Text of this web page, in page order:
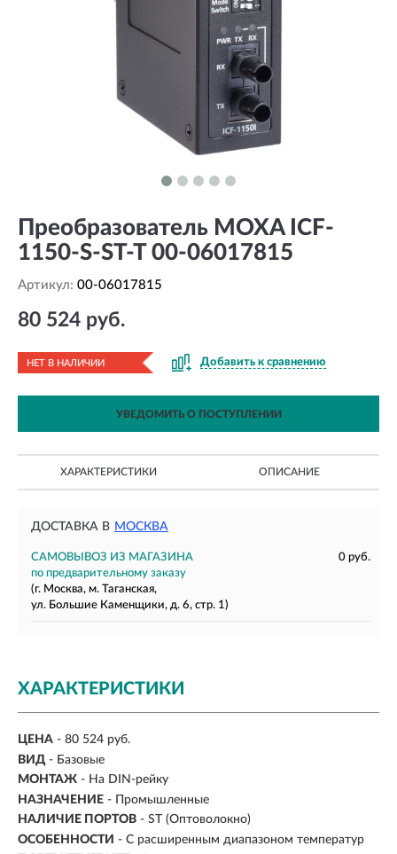
Преобразователь MOXA ICF-
1150-S-ST-T 00-06017815
Артикул: 00-06017815
80 524 руб.
НЕТ В НАЛИЧИИ Добавить к сравнению
УВЕДОМИТЬ О ПОСТУПЛЕНИИ
ХАРАКТЕРИСТИКИ ОПИСАНИЕ
ДОСТАВКА В МОСКВА
САМОВЫВОЗ ИЗ МАГАЗИНА
0 руб.
по предварительному заказу
(г. Москва, м. Таганская,
ул. Большие Каменщики, д. 6, стр. 1)
ХАРАКТЕРИСТИКИ
ЦЕНА - 80 524 руб.
ВИД - Базовые
МОНТАЖ - На DIN-рейку
НАЗНАЧЕНИЕ - Промышленные
НАЛИЧИЕ ПОРТОВ - ST (Оптоволокно)
ОСОБЕННОСТИ - С расширенным диапазоном температур